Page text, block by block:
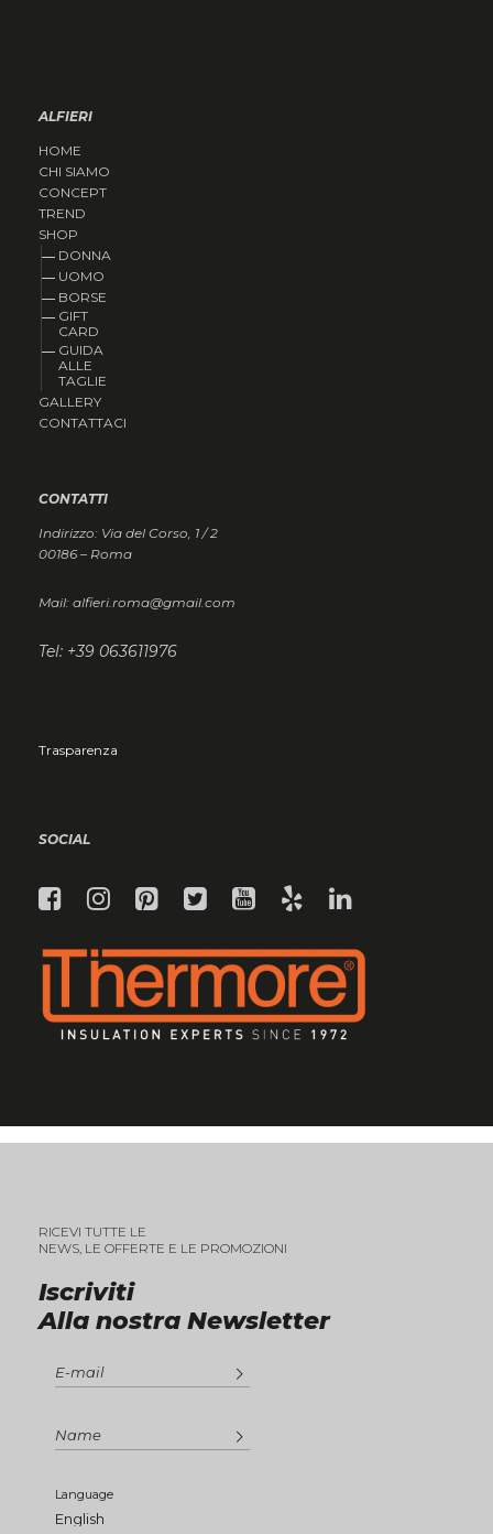
ALFIERI
HOME
CHI SIAMO
CONCEPT
TREND
SHOP
DONNA
UOMO
BORSE
GIFT
CARD
GUIDA
ALLE
TAGLIE
GALLERY
CONTATTACI
CONTATTI
Indirizzo: Via del Corso, 1 / 2
00186 – Roma
Mail: alfieri.roma@gmail.com
Tel: +39 063611976
Trasparenza
SOCIAL
Iscriviti
Alla nostra Newsletter
RICEVI TUTTE LE
NEWS, LE OFFERTE E LE PROMOZIONI
Language